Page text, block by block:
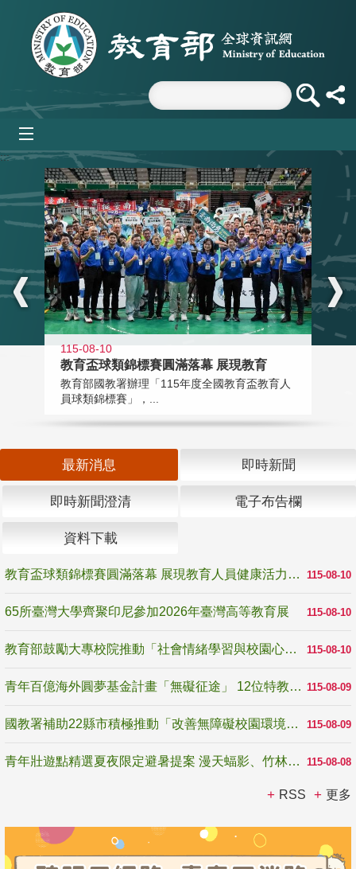
跳到主要內容區塊
:::
115-08-10
教育盃球類錦標賽圓滿落幕 展現教育
教育部國教署辦理「115年度全國教育盃教育人
員球類錦標賽」，...
最新消息 即時新聞
即時新聞澄清 電子布告欄
資料下載
115-08-10
教育盃球類錦標賽圓滿落幕 展現教育人員健康活力與團隊精神
115-08-10
65所臺灣大學齊聚印尼參加2026年臺灣高等教育展
115-08-10
教育部鼓勵大專校院推動「社會情緒學習與校園心理健康促進計畫」 培育校園「心」韌性
115-08-09
青年百億海外圓夢基金計畫「無礙征途」 12位特教與弱勢青年勇闖西班牙 跨越感官限制見證生命蛻變
115-08-09
國教署補助22縣市積極推動「改善無障礙校園環境計畫」 打造友善、安全、無礙學習空間
115-08-08
青年壯遊點精選夏夜限定避暑提案 漫天蝠影、竹林尋蛙、茶香夜觀 邀青年暮色出發
RSS 更多